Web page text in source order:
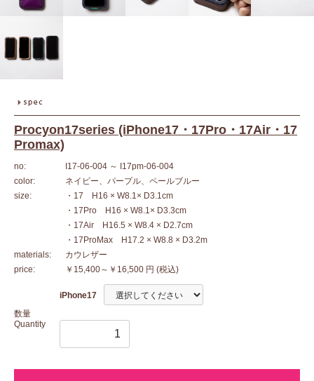
Procyon17series (iPhone17・17Pro・17Air・17
Promax)
no: I17-06-004 ～ I17pm-06-004
color:
ネイビー、パープル、ペールブルー
size:
・17 H16 × W8.1× D3.1cm
・17Pro H16 × W8.1× D3.3cm
・17Air H16.5 × W8.4 × D2.7cm
・17ProMax H17.2 × W8.8 × D3.2m
materials:
カウレザー
price:
￥15,400～￥16,500 円 (税込)
数量
Quantity
iPhone17